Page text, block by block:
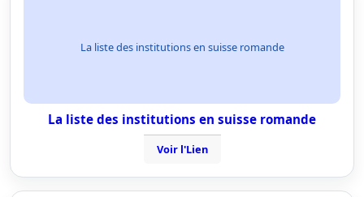
La liste des institutions en suisse romande
La liste des institutions en suisse romande
Voir l'Lien